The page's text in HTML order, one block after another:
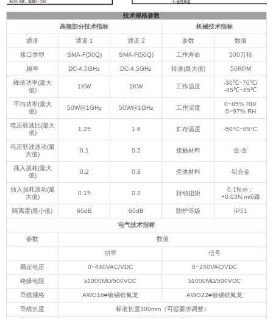
技术规格参数
高频部分技术指标
机械技术指标
通道 通道 1 通道 2 参数 数值
接口类型 SMA-F(50Q) SMA-F(50Q) 工作寿命 500万转
频率 DC-4.5GHz DC-4.5GHz 转速(最大值) 50RPM
峰值功率(最大
值)
1KW 1KW 工作温度
-30℃~70℃/
-45℃~85℃
平均功率(最大
值)
50W@1GHz 50W@1GHz 工作湿度
0~85% RH/
0~97% RH
电压驻波比(最大
值)
1.25 1.6 贮存温度 -50°C~85°C
电压驻波波动(最
大值)
0.1 0.2 接触材料 金-金
插入损耗(最大
值)
0.2 0.8 壳体材料 铝合金
插入损耗波动(最
大值)
0.15 0.2 转动扭矩
0.1N.m；
+0.03N.m/6路
隔离度(最小值) 60dB 60dB 防护等级 IP51
电气技术指标
参数 数值
功率 信号
额定电压 0~440VAC/VDC 0~240VAC/VDC
绝缘电阻 ≥1000MΩ/500VDC ≥1000MΩ/500VDC
导线规格 AWG16#镀锡铁氟龙 AWG22#镀锡铁氟龙
导线长度 标准长度300mm（可据要求调整）